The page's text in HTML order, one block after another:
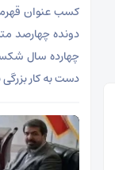
کسب عنوان
دونده چهارصد
چهارده سال
دست به کار